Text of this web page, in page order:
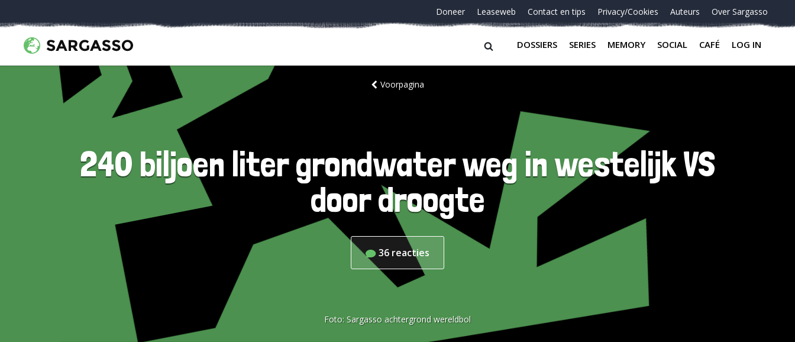
Doneer Leaseweb Contact en tips Privacy/Cookies Auteurs Over Sargasso
DOSSIERS SERIES MEMORY SOCIAL CAFÉ LOG IN
Voorpagina
240 biljoen liter grondwater weg in westelijk VS
door droogte
36 reacties
Foto: Sargasso achtergrond wereldbol